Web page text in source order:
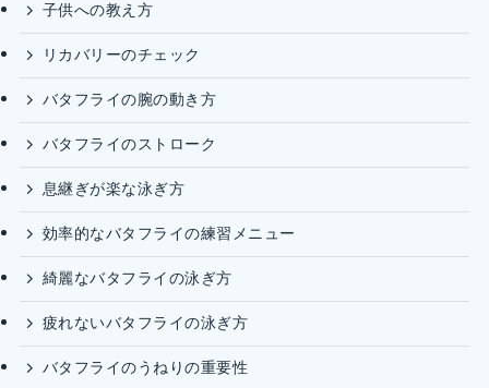
子供への教え方
リカバリーのチェック
バタフライの腕の動き方
バタフライのストローク
息継ぎが楽な泳ぎ方
効率的なバタフライの練習メニュー
綺麗なバタフライの泳ぎ方
疲れないバタフライの泳ぎ方
バタフライのうねりの重要性